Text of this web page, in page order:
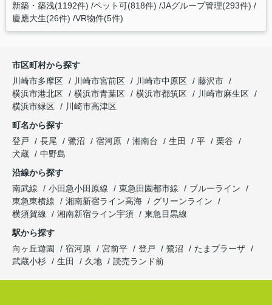
新築・築浅(1192件) ペット可(818件) JAグループ管理(293件)
慶應大生(26件) VR物件(5件)
市区町村から探す
川崎市多摩区
川崎市宮前区 川崎市中原区
藤沢市
横浜市港北区
横浜市青葉区 横浜市都筑区
川崎市麻生区
横浜市緑区
川崎市高津区
町名から探す
登戸
長尾 鷺沼 宿河原 湘南台 生田 平
栗谷
犬蔵
中野島
沿線から探す
南武線
小田急小田原線 東急田園都市線
ブルーライン
東急東横線
湘南新宿ライン高海
グリーンライン
横須賀線
湘南新宿ライン宇須
東急目黒線
駅から探す
向ヶ丘遊園
宿河原 宮前平 登戸 鷺沼
たまプラーザ
武蔵小杉
生田 久地 読売ランド前